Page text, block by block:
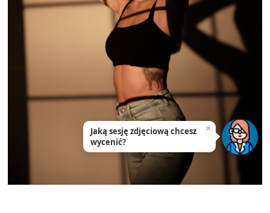
Jaką sesję zdjęciową chcesz
wycenić?
×